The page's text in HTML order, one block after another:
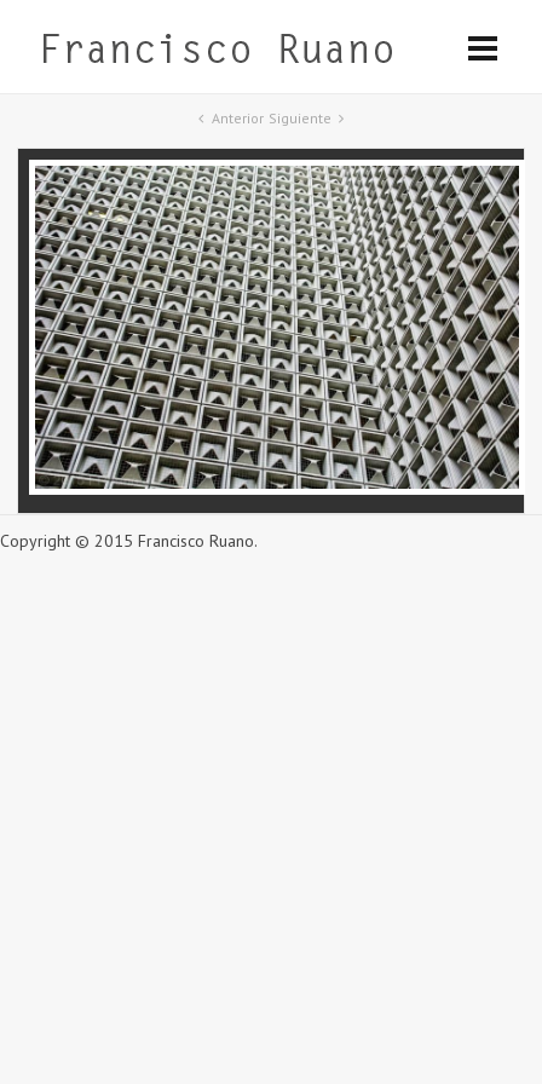
Anterior Siguiente
Copyright © 2015 Francisco Ruano.